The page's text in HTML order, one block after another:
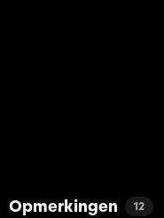
Opmerkingen 12